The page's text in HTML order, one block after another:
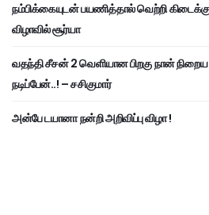
நம்பிக்கையுடன் பயணித்தால் வெற்றி
விழாவில் சூர்யா
வதந்தி சீசன் 2 வெளியான பிறகு நான்
நடிப்பேன்..! – சசிகுமார்
அன்பே டயானா நன்றி அறிவிப்பு விழா !